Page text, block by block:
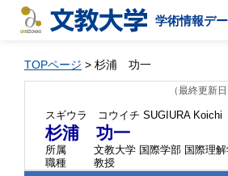
学術情報デ
TOPページ > 杉浦 功一
（最終更新
スギウラ コウイチ SUGIURA Koichi
杉浦 功一
所属
文教大学 国際学部 国際理
職種
教授